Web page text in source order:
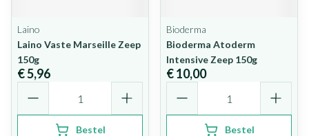
Laino
Laino Vaste Marseille Zeep
150g
€ 5,96
Bestel
Bioderma
Bioderma Atoderm
Intensive Zeep 150g
€ 10,00
Bestel